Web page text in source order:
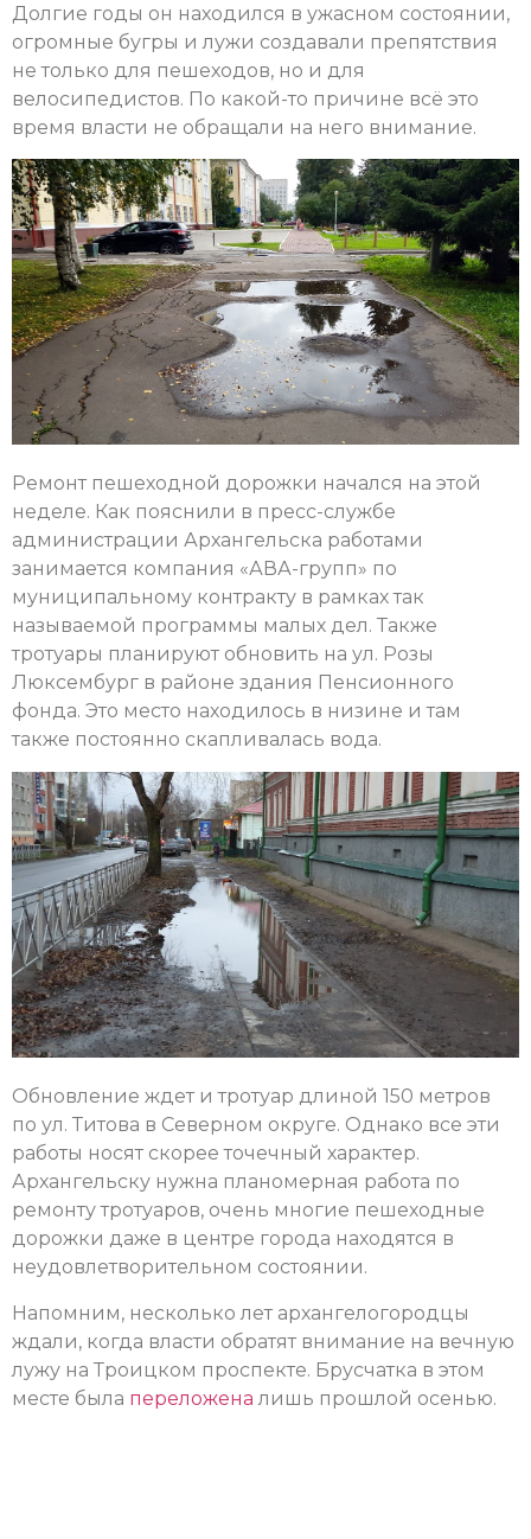
Долгие годы он находился в ужасном состоянии,
огромные бугры и лужи создавали препятствия
не только для пешеходов, но и для
велосипедистов. По какой-то причине всё это
время власти не обращали на него внимание.
Ремонт пешеходной дорожки начался на этой
неделе. Как пояснили в пресс-службе
администрации Архангельска работами
занимается компания «АВА-групп» по
муниципальному контракту в рамках так
называемой программы малых дел. Также
тротуары планируют обновить на ул. Розы
Люксембург в районе здания Пенсионного
фонда. Это место находилось в низине и там
также постоянно скапливалась вода.
Обновление ждет и тротуар длиной 150 метров
по ул. Титова в Северном округе. Однако все эти
работы носят скорее точечный характер.
Архангельску нужна планомерная работа по
ремонту тротуаров, очень многие пешеходные
дорожки даже в центре города находятся в
неудовлетворительном состоянии.
Напомним, несколько лет архангелогородцы
ждали, когда власти обратят внимание на вечную
лужу на Троицком проспекте. Брусчатка в этом
месте была переложена лишь прошлой осенью.